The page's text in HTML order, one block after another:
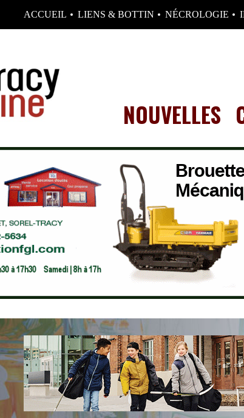
ACCUEIL LIENS & BOTTIN NÉCROLOGIE
NOUVELLES